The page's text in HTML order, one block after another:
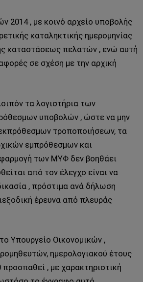
, με κοινό αρχείο υποβολής
καταληκτικής ημερομηνίας
καταστάσεως πελατών , ενώ αυτή
σε σχέση με την αρχική
τα λογιστήρια των
υποβολών , ώστε να μην
τροποποιήσεων, τα
εμπρόθεσμων και
των ΜΥΦ δεν βοηθάει
από τον έλεγχο είναι να
, πρόστιμα ανά δήλωση
έρευνα από πλευράς
Υπουργείο Οικονομικών ,
ημερολογιακού έτους
, με χαρακτηριστική